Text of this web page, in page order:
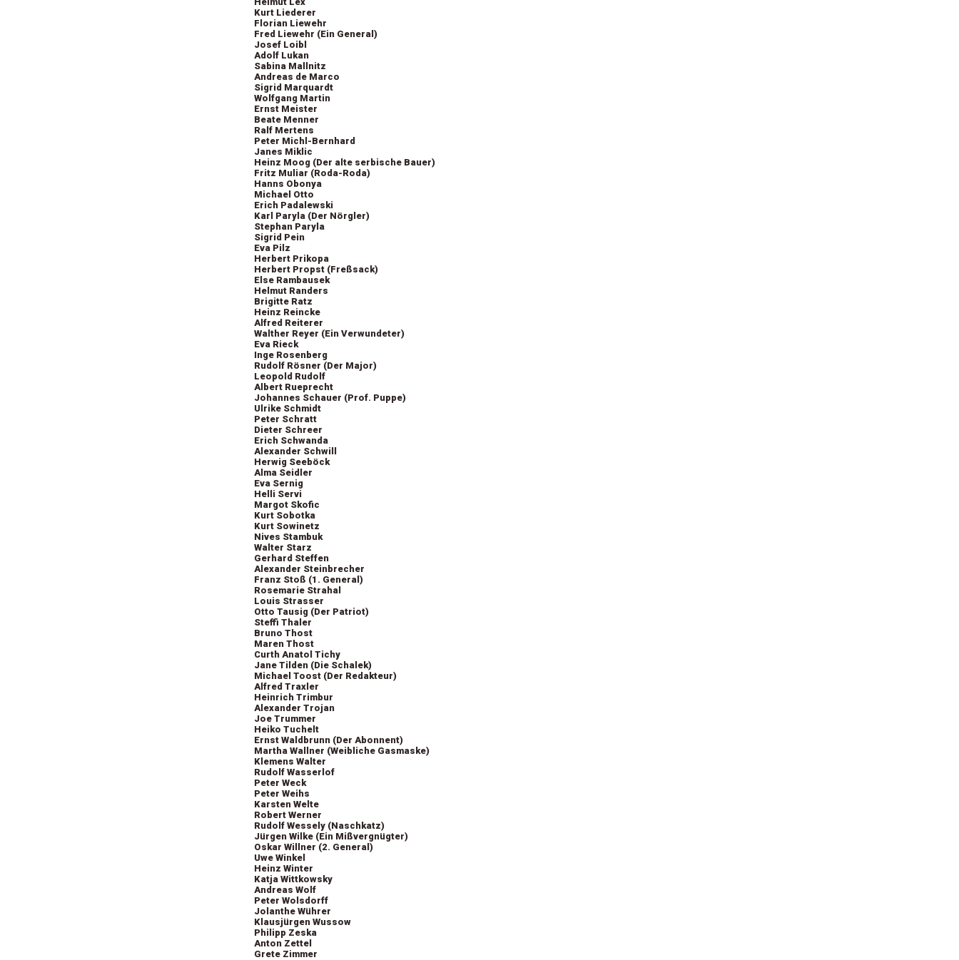
Kurt Liederer
Florian Liewehr
Fred Liewehr (Ein General)
Josef Loibl
Adolf Lukan
Sabina Mallnitz
Andreas de Marco
Sigrid Marquardt
Wolfgang Martin
Ernst Meister
Beate Menner
Ralf Mertens
Peter Michl-Bernhard
Janes Miklic
Heinz Moog (Der alte serbische Bauer)
Fritz Muliar (Roda-Roda)
Hanns Obonya
Michael Otto
Erich Padalewski
Karl Paryla (Der Nörgler)
Stephan Paryla
Sigrid Pein
Eva Pilz
Herbert Prikopa
Herbert Propst (Freßsack)
Else Rambausek
Helmut Randers
Brigitte Ratz
Heinz Reincke
Alfred Reiterer
Walther Reyer (Ein Verwundeter)
Eva Rieck
Inge Rosenberg
Rudolf Rösner (Der Major)
Leopold Rudolf
Albert Rueprecht
Johannes Schauer (Prof. Puppe)
Ulrike Schmidt
Peter Schratt
Dieter Schreer
Erich Schwanda
Alexander Schwill
Herwig Seeböck
Alma Seidler
Eva Sernig
Helli Servi
Margot Skofic
Kurt Sobotka
Kurt Sowinetz
Nives Stambuk
Walter Starz
Gerhard Steffen
Alexander Steinbrecher
Franz Stoß (1. General)
Rosemarie Strahal
Louis Strasser
Otto Tausig (Der Patriot)
Steffi Thaler
Bruno Thost
Maren Thost
Curth Anatol Tichy
Jane Tilden (Die Schalek)
Michael Toost (Der Redakteur)
Alfred Traxler
Heinrich Trimbur
Alexander Trojan
Joe Trummer
Heiko Tuchelt
Ernst Waldbrunn (Der Abonnent)
Martha Wallner (Weibliche Gasmaske)
Klemens Walter
Rudolf Wasserlof
Peter Weck
Peter Weihs
Karsten Welte
Robert Werner
Rudolf Wessely (Naschkatz)
Jürgen Wilke (Ein Mißvergnügter)
Oskar Willner (2. General)
Uwe Winkel
Heinz Winter
Katja Wittkowsky
Andreas Wolf
Peter Wolsdorff
Jolanthe Wührer
Klausjürgen Wussow
Philipp Zeska
Anton Zettel
Grete Zimmer